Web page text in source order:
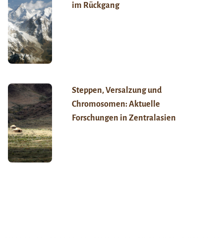
im Rückgang
Steppen, Versalzung und
Chromosomen: Aktuelle
Forschungen in Zentralasien